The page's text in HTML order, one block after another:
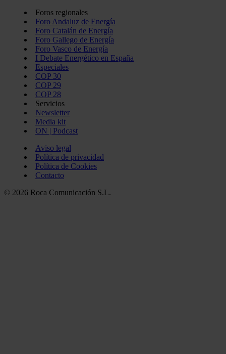
Foros regionales
Foro Andaluz de Energía
Foro Catalán de Energía
Foro Gallego de Energía
Foro Vasco de Energía
I Debate Energético en España
Especiales
COP 30
COP 29
COP 28
Servicios
Newsletter
Media kit
ON | Podcast
Aviso legal
Política de privacidad
Política de Cookies
Contacto
© 2026 Roca Comunicación S.L.